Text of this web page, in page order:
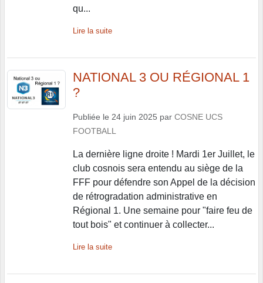
qu...
Lire la suite
NATIONAL 3 OU RÉGIONAL 1
?
Publiée le 24 juin 2025 par COSNE UCS
FOOTBALL
La dernière ligne droite ! Mardi 1er Juillet, le
club cosnois sera entendu au siège de la
FFF pour défendre son Appel de la décision
de rétrogradation administrative en
Régional 1. Une semaine pour "faire feu de
tout bois" et continuer à collecter...
Lire la suite